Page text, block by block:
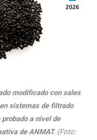
2026
modificado con sales
sistemas de filtrado
a nivel de
de ANMAT. (Foto: